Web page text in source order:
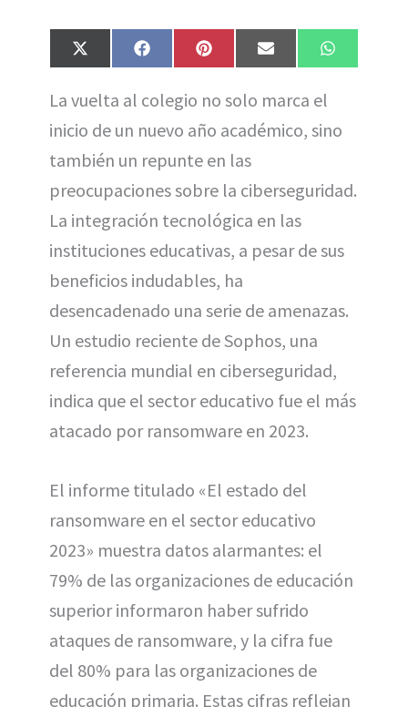
Compartir
en
X
(
w
t
e
r
)
Compartir
en
F
a
e
o
o
k
Compartir
en
P
i
t
r
e
s
t
Compartir
en
E
m
i
Compartir
en
W
h
A
p
La vuelta al colegio no solo marca el
inicio de un nuevo año académico, sino
también un repunte en las
preocupaciones sobre la ciberseguridad.
La integración tecnológica en las
instituciones educativas, a pesar de sus
beneficios indudables, ha
desencadenado una serie de amenazas.
Un estudio reciente de Sophos, una
referencia mundial en ciberseguridad,
indica que el sector educativo fue el más
atacado por ransomware en 2023.
El informe titulado «El estado del
ransomware en el sector educativo
2023» muestra datos alarmantes: el
79% de las organizaciones de educación
superior informaron haber sufrido
ataques de ransomware, y la cifra fue
del 80% para las organizaciones de
educación primaria. Estas cifras reflejan